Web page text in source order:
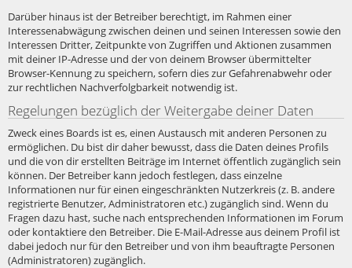
Darüber hinaus ist der Betreiber berechtigt, im Rahmen einer
Interessenabwägung zwischen deinen und seinen Interessen sowie den
Interessen Dritter, Zeitpunkte von Zugriffen und Aktionen zusammen
mit deiner IP-Adresse und der von deinem Browser übermittelter
Browser-Kennung zu speichern, sofern dies zur Gefahrenabwehr oder
zur rechtlichen Nachverfolgbarkeit notwendig ist.
Regelungen bezüglich der Weitergabe deiner Daten
Zweck eines Boards ist es, einen Austausch mit anderen Personen zu
ermöglichen. Du bist dir daher bewusst, dass die Daten deines Profils
und die von dir erstellten Beiträge im Internet öffentlich zugänglich sein
können. Der Betreiber kann jedoch festlegen, dass einzelne
Informationen nur für einen eingeschränkten Nutzerkreis (z. B. andere
registrierte Benutzer, Administratoren etc.) zugänglich sind. Wenn du
Fragen dazu hast, suche nach entsprechenden Informationen im Forum
oder kontaktiere den Betreiber. Die E-Mail-Adresse aus deinem Profil ist
dabei jedoch nur für den Betreiber und von ihm beauftragte Personen
(Administratoren) zugänglich.